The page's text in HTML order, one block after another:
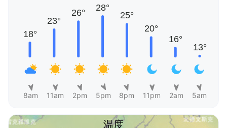
8am 11am 2pm 5pm 8pm 11pm 2am 5am
温度